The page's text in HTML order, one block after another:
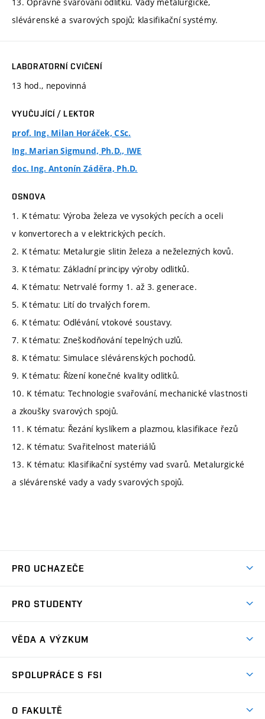
slévárenské a svarových spojů; klasifikační systémy.
LABORATORNÍ CVIČENÍ
13 hod., nepovinná
VYUČUJÍCÍ / LEKTOR
prof. Ing. Milan Horáček, CSc.
Ing. Marian Sigmund, Ph.D., IWE
doc. Ing. Antonín Záděra, Ph.D.
OSNOVA
1. K tématu: Výroba železa ve vysokých pecích a oceli
v konvertorech a v elektrických pecích.
2. K tématu: Metalurgie slitin železa a neželezných kovů.
3. K tématu: Základní principy výroby odlitků.
4. K tématu: Netrvalé formy 1. až 3. generace.
5. K tématu: Lití do trvalých forem.
6. K tématu: Odlévání, vtokové soustavy.
7. K tématu: Zneškodňování tepelných uzlů.
8. K tématu: Simulace slévárenských pochodů.
9. K tématu: Řízení konečné kvality odlitků.
10. K tématu: Technologie svařování, mechanické vlastnosti
a zkoušky svarových spojů.
11. K tématu: Řezání kyslíkem a plazmou, klasifikace řezů
12. K tématu: Svařitelnost materiálů
13. K tématu: Klasifikační systémy vad svarů. Metalurgické
a slévárenské vady a vady svarových spojů.
PRO UCHAZEČE
Ambasadoři studia
Zápisy
PRO STUDENTY
Studijní předpisy
Pro prváky
VĚDA A VÝZKUM
Oblasti výzkumu
SPOLUPRÁCE S FSI
O FAKULTĚ